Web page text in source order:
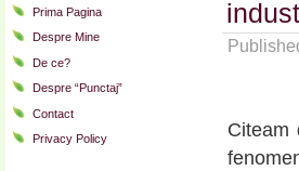
Prima Pagina
Despre Mine
De ce?
Despre “Punctaj”
Contact
Privacy Policy
Citeam